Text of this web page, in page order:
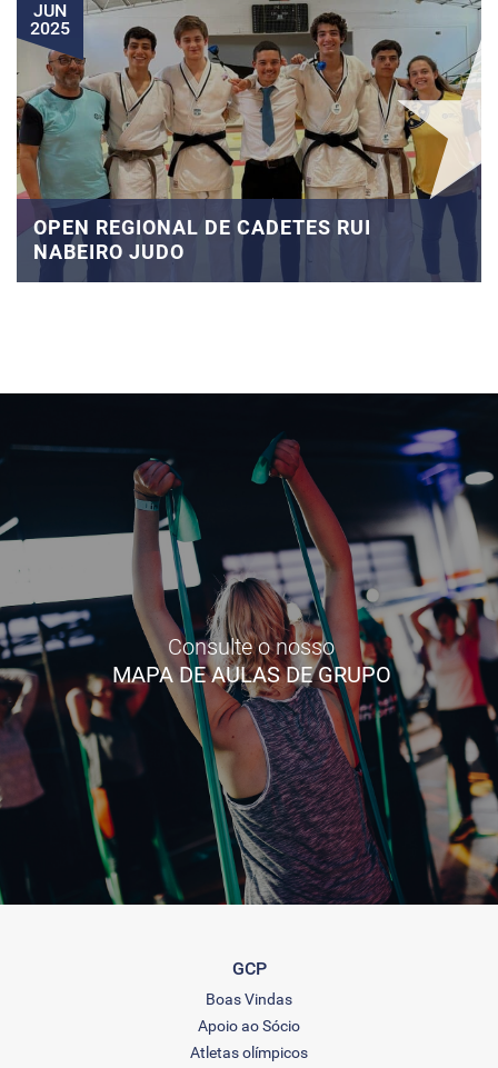
JUN
2025
OPEN REGIONAL DE CADETES RUI
NABEIRO JUDO
Consulte o nosso
MAPA DE AULAS DE GRUPO
GCP
Boas Vindas
Apoio ao Sócio
Atletas olímpicos